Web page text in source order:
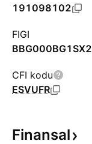
191098102
FIGI
BBG000BG1SX2
CFI kodu
ESVUFR
Finansal